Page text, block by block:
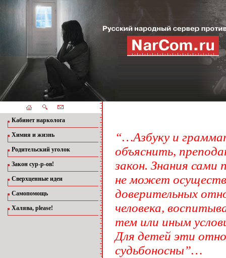
Кабинет нарколога
Химия и жизнь
Родительский уголок
Закон сур-р-ов!
Сверхценные идеи
Самопомощь
Халява, please!
“…Азбуку и
объяснить,
закон. Знания сами
не может
доверительных
человека,
тем или иным
Для детей эти
судьбоносны”…